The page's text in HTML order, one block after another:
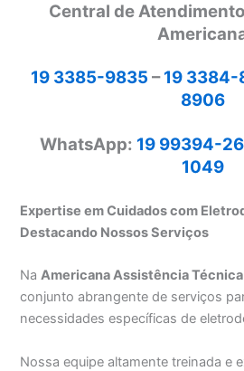
Central de
19 3385-9835 –19 3384-
8906
WhatsApp: 19 99394-
1049
Expertise em Cuidados com
Destacando Nossos Serviços
NaAmericana Assistência Técnica
conjunto abrangente de serviços
necessidades específicas de
Nossa equipe altamente treinada e